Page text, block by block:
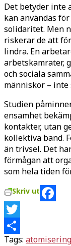
Det betyder inte
kan användas
solidaritet. Men
riskerar de att
lindra. En
arbetskamrater,
och sociala
människor –
Studien
ensamhet
kontakter, utan
kollektiva band.
än trivsel. Det
förmågan att
som hela tiden
Skriv ut
Facebook
Twitter
Dela
Tags: atomisering